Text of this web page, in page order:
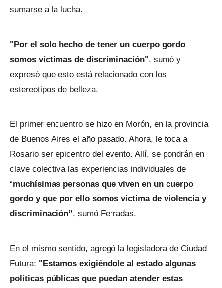
sumarse a la lucha.
"Por el solo hecho de tener un cuerpo gordo
somos víctimas de discriminación", sumó y
expresó que esto está relacionado con los
estereotipos de belleza.
El primer encuentro se hizo en Morón, en la provincia
de Buenos Aires el año pasado. Ahora, le toca a
Rosario ser epicentro del evento. Allí, se pondrán en
clave colectiva las experiencias individuales de
“muchísimas personas que viven en un cuerpo
gordo y que por ello somos víctima de violencia y
discriminación”, sumó Ferradas.
En el mismo sentido, agregó la legisladora de Ciudad
Futura: "Estamos exigiéndole al estado algunas
políticas públicas que puedan atender estas